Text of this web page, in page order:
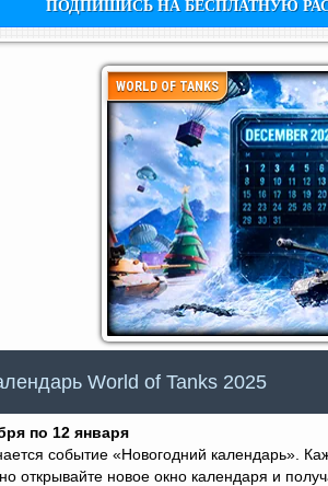
WORLD OF TANKS
World of Tanks 2025
по 12 января
событие «Новогодний календарь».
открывайте новое окно календаря и